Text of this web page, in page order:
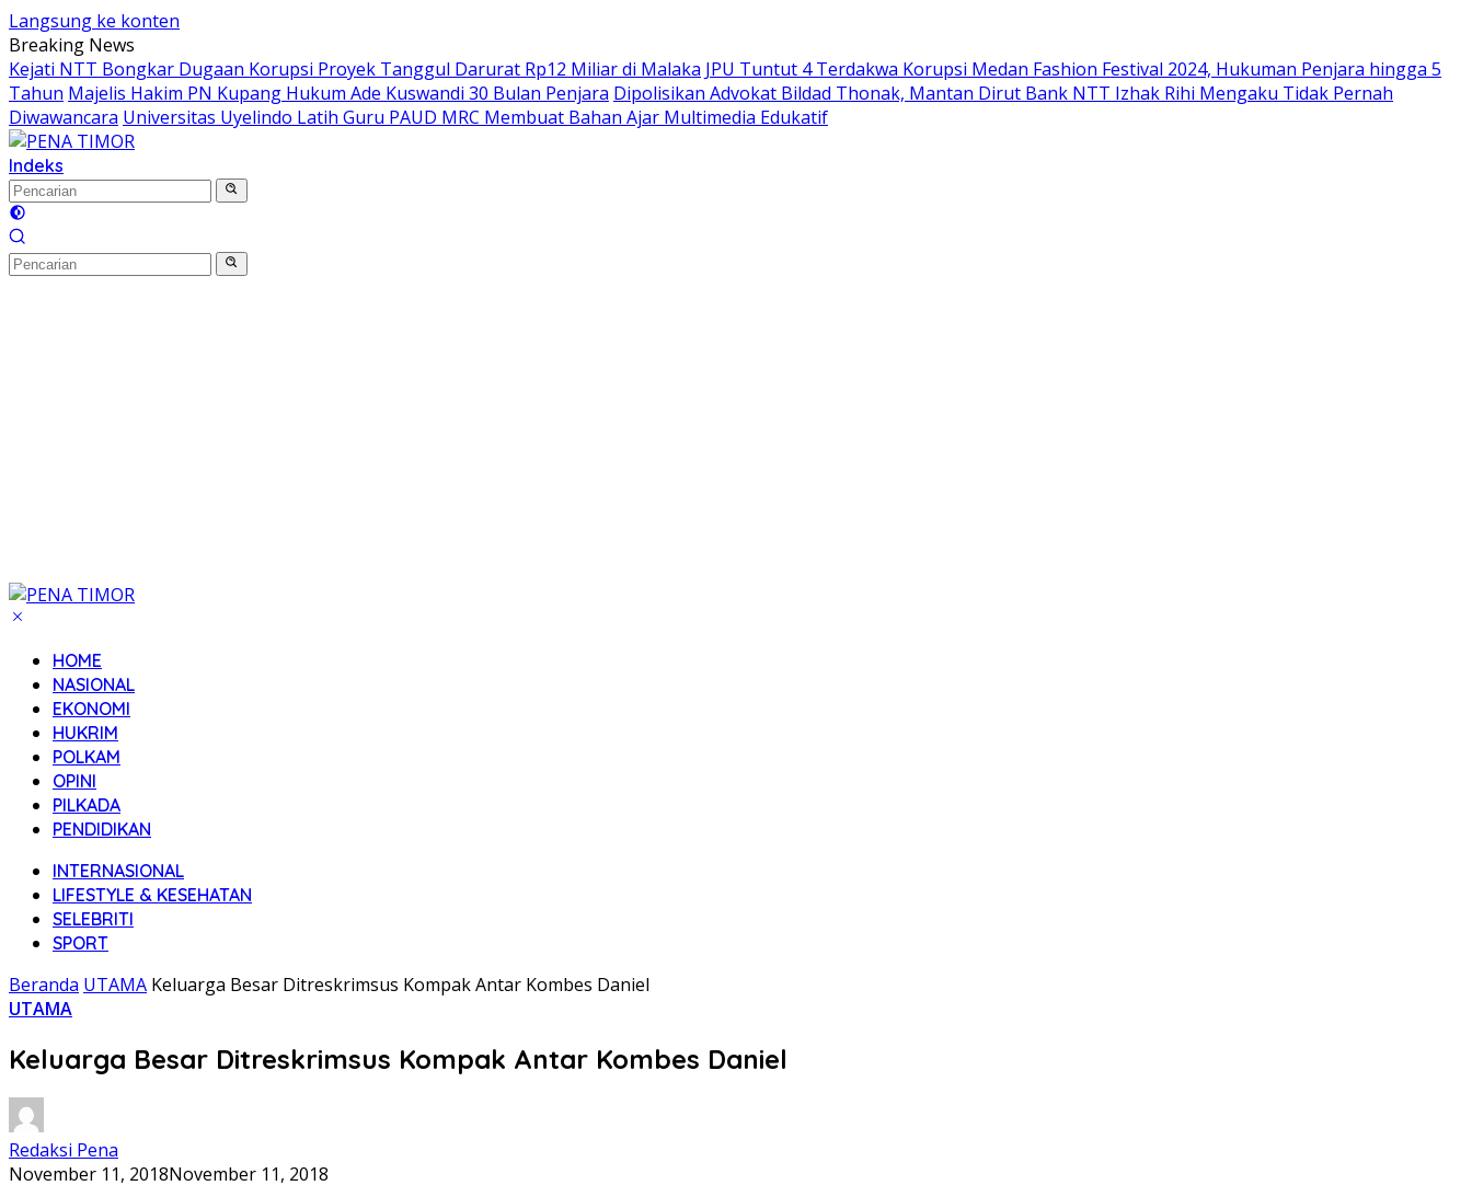
Langsung ke konten
Breaking News
Kejati NTT Bongkar Dugaan Korupsi Proyek Tanggul Darurat Rp12 Miliar di Malaka JPU Tuntut 4 Terdakwa Korupsi Medan Fashion Festival 2024, Hukuman Penjara hingga 5
Tahun Majelis Hakim PN Kupang Hukum Ade Kuswandi 30 Bulan Penjara Dipolisikan Advokat Bildad Thonak, Mantan Dirut Bank NTT Izhak Rihi Mengaku Tidak Pernah
Diwawancara Universitas Uyelindo Latih Guru PAUD MRC Membuat Bahan Ajar Multimedia Edukatif
Indeks
HOME
NASIONAL
EKONOMI
HUKRIM
POLKAM
OPINI
PILKADA
PENDIDIKAN
INTERNASIONAL
LIFESTYLE & KESEHATAN
SELEBRITI
SPORT
Beranda UTAMA Keluarga Besar Ditreskrimsus Kompak Antar Kombes Daniel
UTAMA
Keluarga Besar Ditreskrimsus Kompak Antar Kombes Daniel
Redaksi Pena
November 11, 2018November 11, 2018